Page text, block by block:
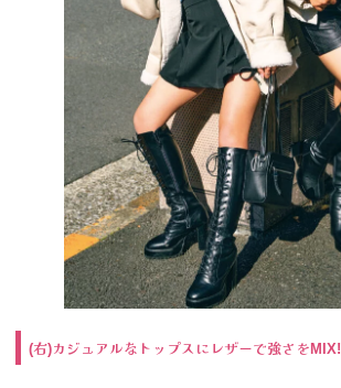
(右)カジュアルなトップスにレザーで強さをMIX!